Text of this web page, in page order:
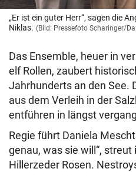
„Er ist ein guter Herr“, sagen die
Niklas. (Bild: Pressefoto Scharinger/
Das Ensemble, heuer in
elf Rollen, zaubert
Jahrhunderts an den See.
aus dem Verleih in der
entführen in längst
Regie führt Daniela
genau, was sie will“,
Hillerzeder Rosen.